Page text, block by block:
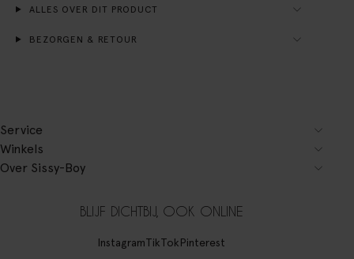
ALLES OVER DIT PRODUCT
BEZORGEN & RETOUR
Service
Winkels
Over Sissy-Boy
BLIJF DICHTBIJ, OOK ONLINE
InstagramTikTokPinterest